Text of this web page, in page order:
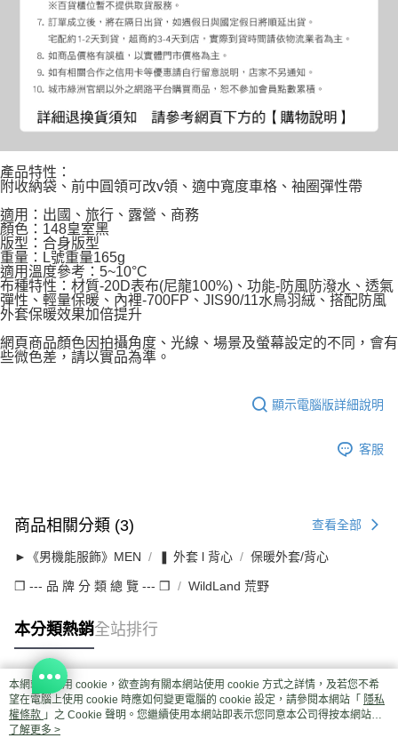
產品特性：
附收納袋、前中圓領可改v領、適中寬度車格、袖圈彈性帶
適用：出國、旅行、露營、商務
顏色：148皇室黑
版型：合身版型
重量：L號重量165g
適用溫度參考：5~10°C
布種特性：材質-20D表布(尼龍100%)、功能-防風防潑水、透氣
彈性、輕量保暖、內裡-700FP、JIS90/11水鳥羽絨、搭配防風
外套保暖效果加倍提升
網頁商品顏色因拍攝角度、光線、場景及螢幕設定的不同，會有
些微色差，請以實品為準。
顯示電腦版詳細說明
客服
商品相關分類 (3) 查看全部
►《男機能服飾》MEN ❚ 外套 l 背心 保暖外套/背心
❒ --- 品 牌 分 類 總 覽 --- ❒ WildLand 荒野
本分類熱銷全站排行
熱門標籤
本網站中使用 cookie，欲查詢有關本網站使用 cookie 方式之詳情，及若您不希
望在電腦上使用 cookie 時應如何變更電腦的 cookie 設定，請參閱本網站「 隱私
權條款 」之 Cookie 聲明。您繼續使用本網站即表示您同意本公司得按本網站使
用條款之 Cookie 聲明使用 cookie。
了解更多 >